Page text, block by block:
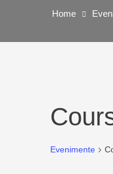
Home
Evenimente